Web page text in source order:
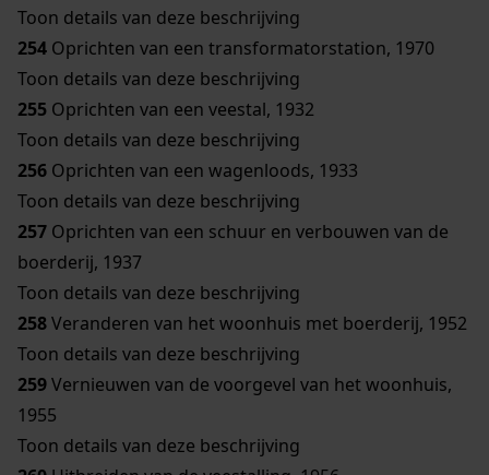
Toon details van deze beschrijving
254 Oprichten van een transformatorstation, 1970
Toon details van deze beschrijving
255 Oprichten van een veestal, 1932
Toon details van deze beschrijving
256 Oprichten van een wagenloods, 1933
Toon details van deze beschrijving
257 Oprichten van een schuur en verbouwen van de
boerderij, 1937
Toon details van deze beschrijving
258Veranderen van het woonhuis met boerderij, 1952
Toon details van deze beschrijving
259Vernieuwen van de voorgevel van het woonhuis,
1955
Toon details van deze beschrijving